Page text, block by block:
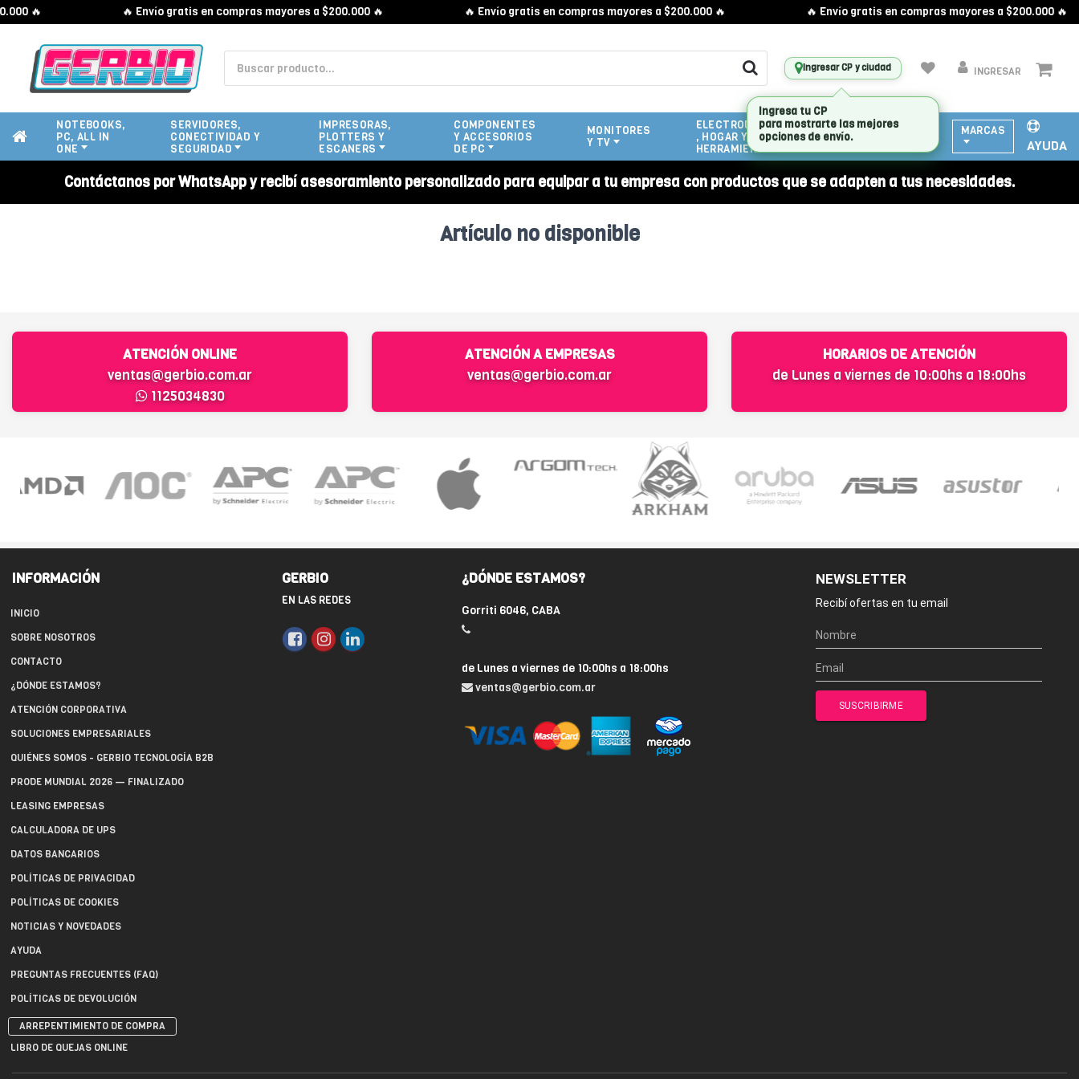
🔥 🔥 Envío gratis en compras mayores a $200.000 🔥 🔥 Envío gratis en compras mayores a $200.000 🔥 🔥 Envío gratis en compras mayores a $200.000 🔥
Ingresar CP y ciudad INGRESAR
NOTEBOOKS,
PC, ALL IN
ONE
SERVIDORES,
CONECTIVIDAD Y
SEGURIDAD
IMPRESORAS,
PLOTTERS Y
ESCANERS
COMPONENTES
Y ACCESORIOS
DE PC
MONITORES
Y TV
ELECTRODOMESTICOS
, HOGAR Y
HERRAMIENTAS
ATENCIÓN
EMPRESAS
MARCAS
AYUDA
Contáctanos por WhatsApp y recibí asesoramiento personalizado para equipar a tu empresa con productos que se adapten a tus necesidades.
Artículo no disponible
ATENCIÓN ONLINE
ventas@gerbio.com.ar
1125034830
ATENCIÓN A EMPRESAS
ventas@gerbio.com.ar
HORARIOS DE ATENCIÓN
de Lunes a viernes de 10:00hs a 18:00hs
INFORMACIÓN
INICIO
SOBRE NOSOTROS
CONTACTO
¿DÓNDE ESTAMOS?
ATENCIÓN CORPORATIVA
SOLUCIONES EMPRESARIALES
QUIÉNES SOMOS - GERBIO TECNOLOGÍA B2B
PRODE MUNDIAL 2026 — FINALIZADO
LEASING EMPRESAS
CALCULADORA DE UPS
DATOS BANCARIOS
POLÍTICAS DE PRIVACIDAD
POLÍTICAS DE COOKIES
NOTICIAS Y NOVEDADES
AYUDA
PREGUNTAS FRECUENTES (FAQ)
POLÍTICAS DE DEVOLUCIÓN
ARREPENTIMIENTO DE COMPRA
LIBRO DE QUEJAS ONLINE
GERBIO
EN LAS REDES
¿DÓNDE ESTAMOS?
Gorriti 6046, CABA
de Lunes a viernes de 10:00hs a 18:00hs
ventas@gerbio.com.ar
NEWSLETTER
Recibí ofertas en tu email